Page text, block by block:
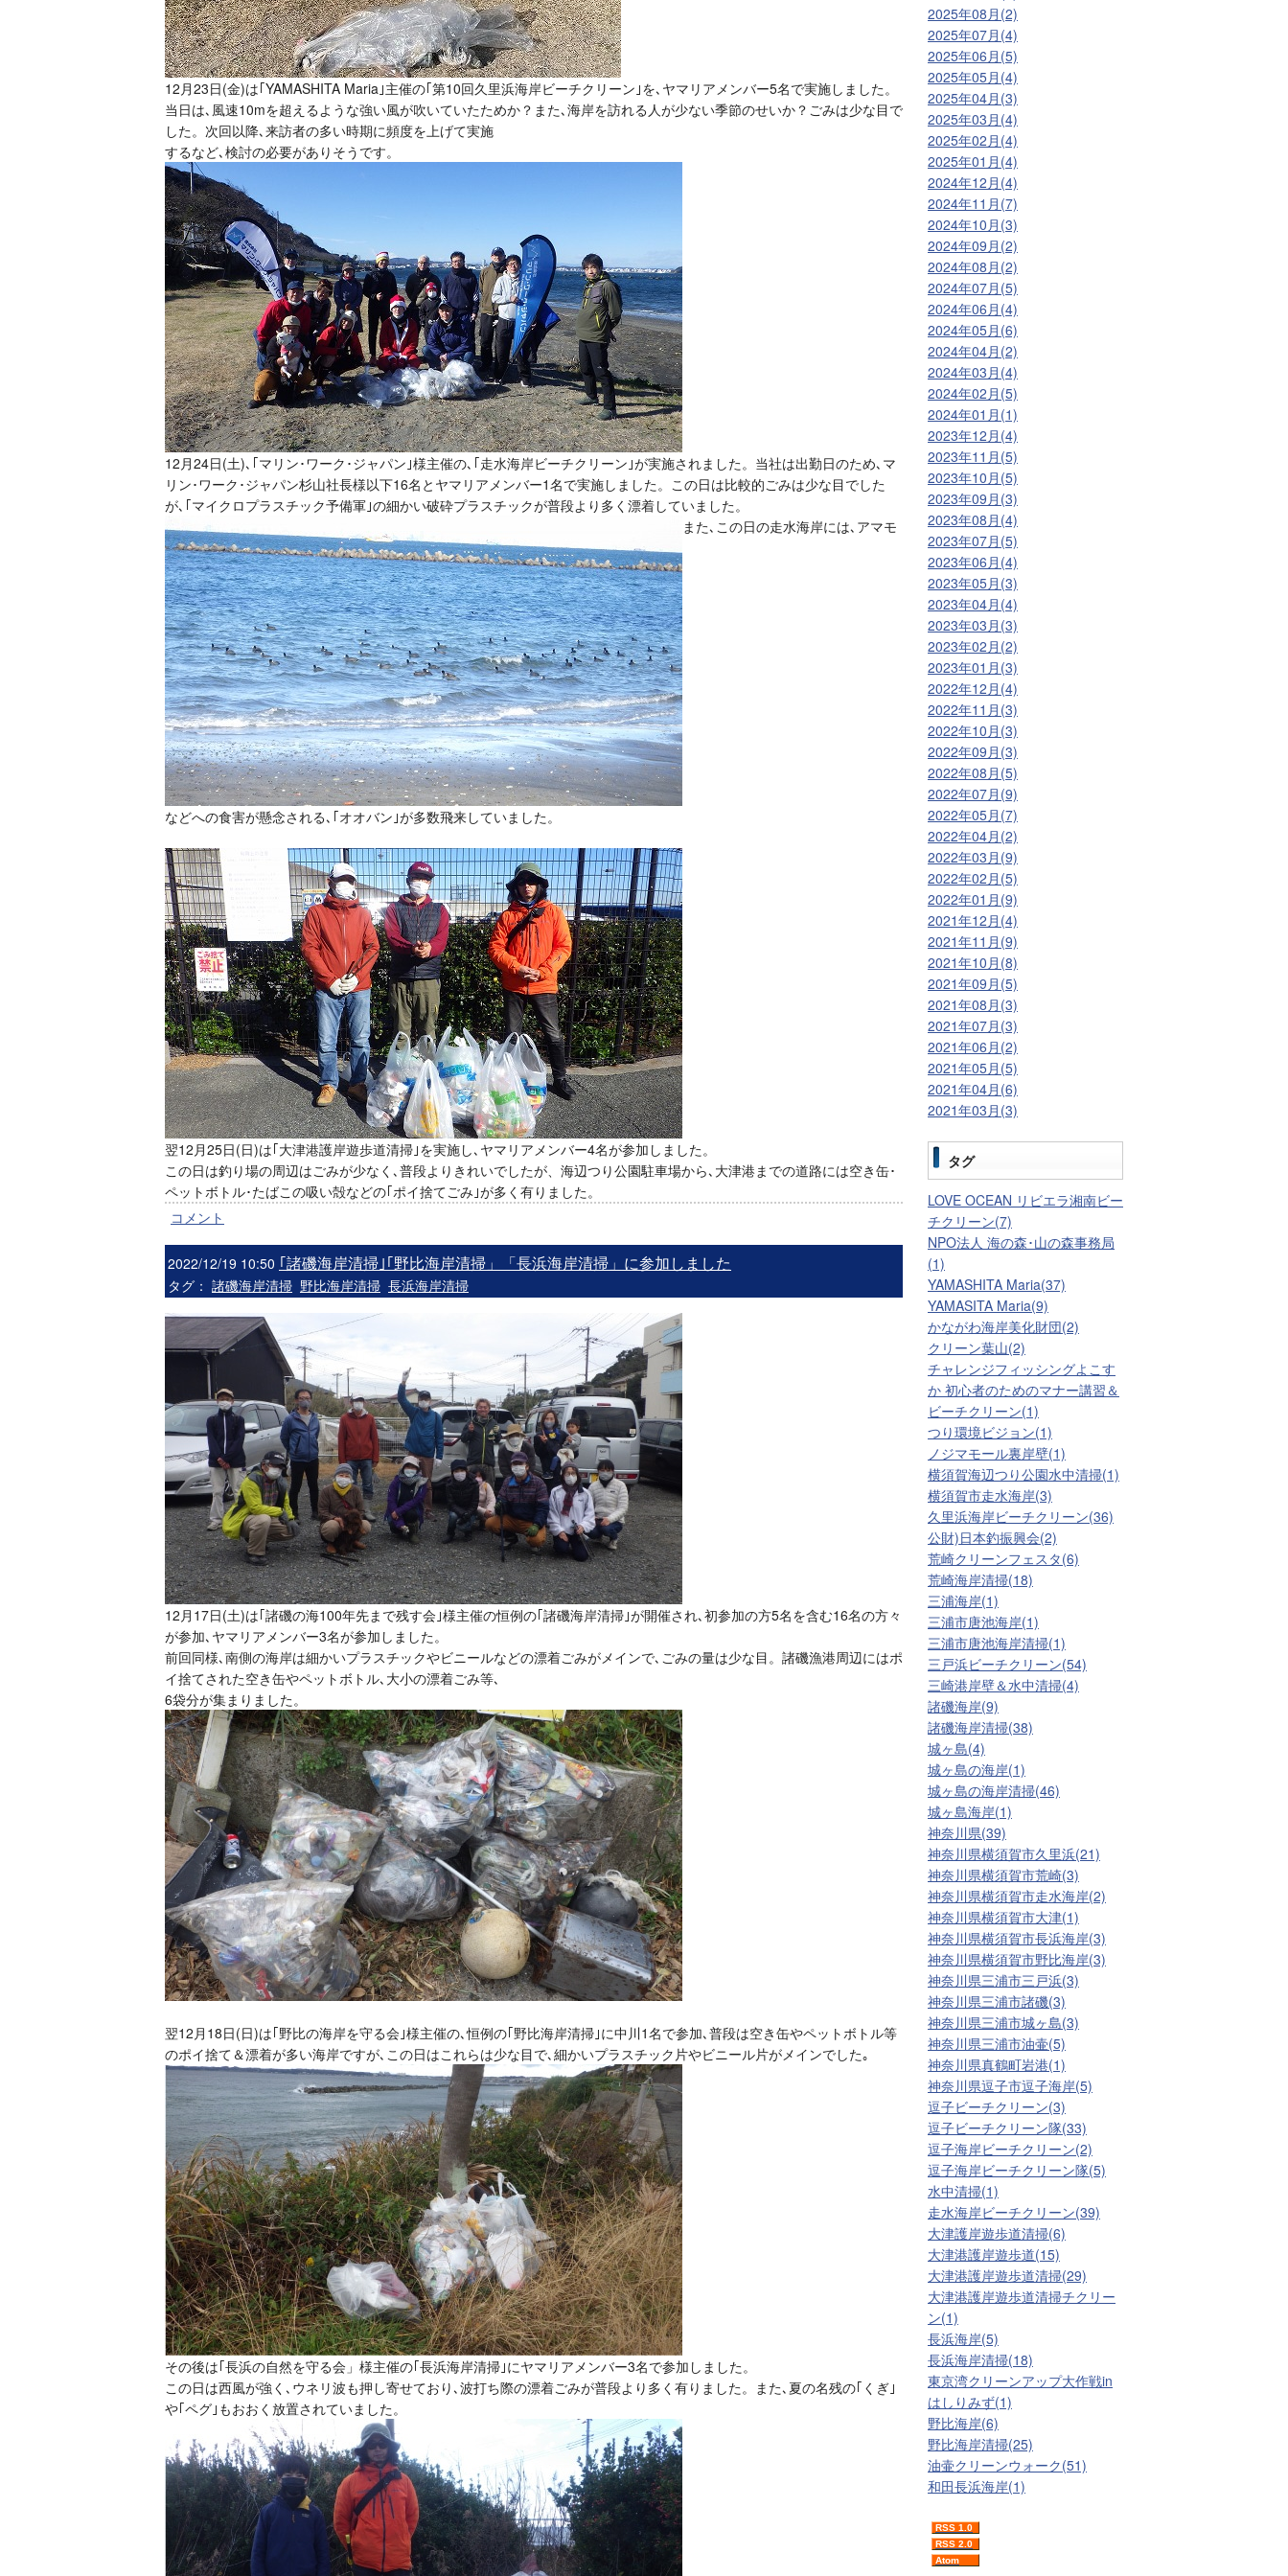
12月23日(金)は｢YAMASHITA Maria｣主催の｢第10回久里浜海岸ビーチクリーン｣を､ヤマリアメンバー5名で実施しました。
当日は､風速10mを超えるような強い風が吹いていたためか？また､海岸を訪れる人が少ない季節のせいか？ごみは少な目で
した。次回以降､来訪者の多い時期に頻度を上げて実施
するなど､検討の必要がありそうです。
12月24日(土)､｢マリン･ワーク･ジャパン｣様主催の､｢走水海岸ビーチクリーン｣が実施されました。当社は出勤日のため､マ
リン･ワーク･ジャパン杉山社長様以下16名とヤマリアメンバー1名で実施しました。この日は比較的ごみは少な目でした
が､｢マイクロプラスチック予備軍｣の細かい破砕プラスチックが普段より多く漂着していました。
また､この日の走水海岸には､アマモ
などへの食害が懸念される､｢オオバン｣が多数飛来していました。
翌12月25日(日)は｢大津港護岸遊歩道清掃｣を実施し､ヤマリアメンバー4名が参加しました。
この日は釣り場の周辺はごみが少なく､普段よりきれいでしたが、海辺つり公園駐車場から､大津港までの道路には空き缶･
ペットボトル･たばこの吸い殻などの｢ポイ捨てごみ｣が多く有りました。
コメント
2022/12/19 10:50 ｢諸磯海岸清掃｣｢野比海岸清掃」「長浜海岸清掃」に参加しました
タグ： 諸磯海岸清掃 野比海岸清掃 長浜海岸清掃
12月17日(土)は｢諸磯の海100年先まで残す会｣様主催の恒例の｢諸磯海岸清掃｣が開催され､初参加の方5名を含む16名の方々
が参加､ヤマリアメンバー3名が参加しました。
前回同様､南側の海岸は細かいプラスチックやビニールなどの漂着ごみがメインで､ごみの量は少な目。諸磯漁港周辺にはポ
イ捨てされた空き缶やペットボトル､大小の漂着ごみ等､
6袋分が集まりました。
翌12月18日(日)は｢野比の海岸を守る会｣様主催の､恒例の｢野比海岸清掃｣に中川1名で参加､普段は空き缶やペットボトル等
のポイ捨て＆漂着が多い海岸ですが､この日はこれらは少な目で､細かいプラスチック片やビニール片がメインでした｡
その後は｢長浜の自然を守る会」様主催の｢長浜海岸清掃｣にヤマリアメンバー3名で参加しました。
この日は西風が強く､ウネリ波も押し寄せており､波打ち際の漂着ごみが普段より多く有りました。また､夏の名残の｢くぎ｣
や｢ペグ｣もおおく放置されていました。
2025年08月(2)
2025年07月(4)
2025年06月(5)
2025年05月(4)
2025年04月(3)
2025年03月(4)
2025年02月(4)
2025年01月(4)
2024年12月(4)
2024年11月(7)
2024年10月(3)
2024年09月(2)
2024年08月(2)
2024年07月(5)
2024年06月(4)
2024年05月(6)
2024年04月(2)
2024年03月(4)
2024年02月(5)
2024年01月(1)
2023年12月(4)
2023年11月(5)
2023年10月(5)
2023年09月(3)
2023年08月(4)
2023年07月(5)
2023年06月(4)
2023年05月(3)
2023年04月(4)
2023年03月(3)
2023年02月(2)
2023年01月(3)
2022年12月(4)
2022年11月(3)
2022年10月(3)
2022年09月(3)
2022年08月(5)
2022年07月(9)
2022年05月(7)
2022年04月(2)
2022年03月(9)
2022年02月(5)
2022年01月(9)
2021年12月(4)
2021年11月(9)
2021年10月(8)
2021年09月(5)
2021年08月(3)
2021年07月(3)
2021年06月(2)
2021年05月(5)
2021年04月(6)
2021年03月(3)
タグ
LOVE OCEAN リビエラ湘南ビー
チクリーン(7)
NPO法人 海の森･山の森事務局
(1)
YAMASHITA Maria(37)
YAMASITA Maria(9)
かながわ海岸美化財団(2)
クリーン葉山(2)
チャレンジフィッシングよこす
か 初心者のためのマナー講習＆
ビーチクリーン(1)
つり環境ビジョン(1)
ノジマモール裏岸壁(1)
横須賀海辺つり公園水中清掃(1)
横須賀市走水海岸(3)
久里浜海岸ビーチクリーン(36)
公財)日本釣振興会(2)
荒崎クリーンフェスタ(6)
荒崎海岸清掃(18)
三浦海岸(1)
三浦市唐池海岸(1)
三浦市唐池海岸清掃(1)
三戸浜ビーチクリーン(54)
三崎港岸壁＆水中清掃(4)
諸磯海岸(9)
諸磯海岸清掃(38)
城ヶ島(4)
城ヶ島の海岸(1)
城ヶ島の海岸清掃(46)
城ヶ島海岸(1)
神奈川県(39)
神奈川県横須賀市久里浜(21)
神奈川県横須賀市荒崎(3)
神奈川県横須賀市走水海岸(2)
神奈川県横須賀市大津(1)
神奈川県横須賀市長浜海岸(3)
神奈川県横須賀市野比海岸(3)
神奈川県三浦市三戸浜(3)
神奈川県三浦市諸磯(3)
神奈川県三浦市城ヶ島(3)
神奈川県三浦市油壷(5)
神奈川県真鶴町岩港(1)
神奈川県逗子市逗子海岸(5)
逗子ビーチクリーン(3)
逗子ビーチクリーン隊(33)
逗子海岸ビーチクリーン(2)
逗子海岸ビーチクリーン隊(5)
水中清掃(1)
走水海岸ビーチクリーン(39)
大津護岸遊歩道清掃(6)
大津港護岸遊歩道(15)
大津港護岸遊歩道清掃(29)
大津港護岸遊歩道清掃チクリー
ン(1)
長浜海岸(5)
長浜海岸清掃(18)
東京湾クリーンアップ大作戦in
はしりみず(1)
野比海岸(6)
野比海岸清掃(25)
油壷クリーンウォーク(51)
和田長浜海岸(1)
RSS 1.0
RSS 2.0
Atom